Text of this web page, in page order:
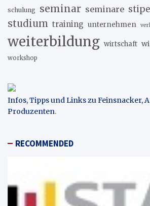
schulung seminar seminare
studium training unternehmen
weiterbildung wirtschaft
workshop
Infos, Tipps und Links zu Feinsnacker,
Produzenten.
RECOMMENDED